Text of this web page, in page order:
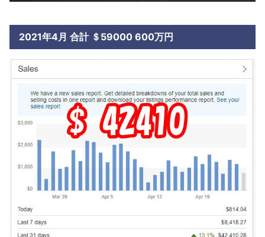
2021年4月 合計 ＄59000 600万円